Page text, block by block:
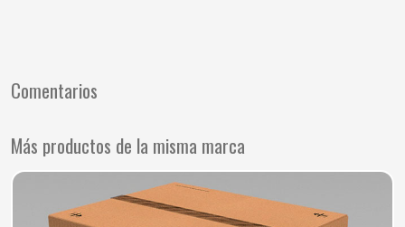
Comentarios
Más productos de la misma marca